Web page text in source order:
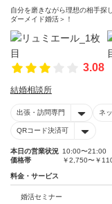
自分を磨きながら理想の相手探
ダーメイド婚活＞！
3.08
結婚相談所
出張・訪問専門 ネ
QRコード決済可
本日の営業状況 10:00〜21:00
価格帯
￥2,750〜￥
料金・サービス
婚活セミナー